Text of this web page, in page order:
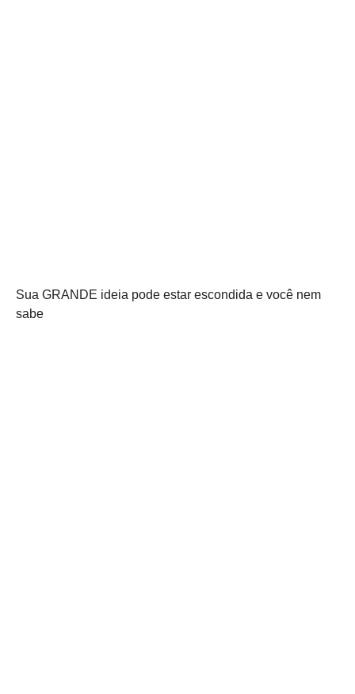
Sua GRANDE ideia pode estar escondida e você nem
sabe